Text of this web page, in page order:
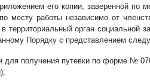
его копии, заверенной
месту работы независимо от
в территориальный орган
Порядку с представлением
для получения путевки по форме №